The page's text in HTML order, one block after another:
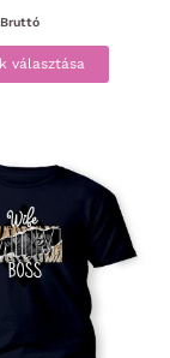
Bruttó
választása
Ennek
a
van.
A